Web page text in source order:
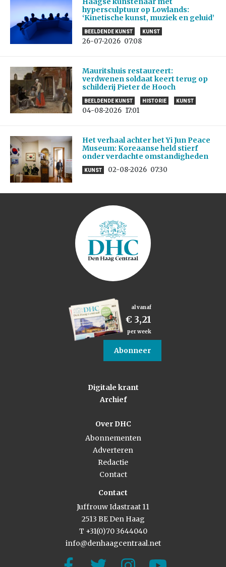
hypersculptuur op Lowlands:
‘Kinetische kunst, muziek en geluid’
BEELDENDE KUNST KUNST
26-07-2026 07:08
Mauritshuis restaureert:
verdwenen soldaat keert terug op
schilderij Pieter de Hooch
BEELDENDE KUNST HISTORIE KUNST
04-08-2026 17:01
Het verhaal achter het Yi Jun Peace
Museum: Koreaanse held stierf
onder verdachte omstandigheden
KUNST 02-08-2026 07:30
al vanaf
€ 3,21
per week
Abonneer
Digitale krant
Archief
Over DHC
Abonnementen
Adverteren
Redactie
Contact
Contact
Juffrouw Idastraat 11
2513 BE Den Haag
T +31(0)70 3644040
info@denhaagcentraal.net